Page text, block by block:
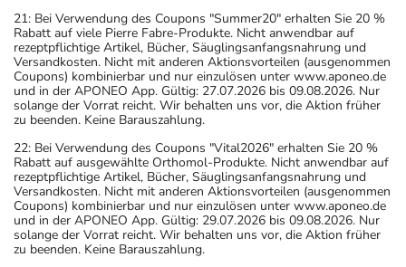
21: Bei Verwendung des Coupons "Summer20" erhalten Sie 20 %
Rabatt auf viele Pierre Fabre-Produkte. Nicht anwendbar auf
rezeptpflichtige Artikel, Bücher, Säuglingsanfangsnahrung und
Versandkosten. Nicht mit anderen Aktionsvorteilen (ausgenommen
Coupons) kombinierbar und nur einzulösen unter www.aponeo.de
und in der APONEO App. Gültig: 27.07.2026 bis 09.08.2026. Nur
solange der Vorrat reicht. Wir behalten uns vor, die Aktion früher
zu beenden. Keine Barauszahlung.
22: Bei Verwendung des Coupons "Vital2026" erhalten Sie 20 %
Rabatt auf ausgewählte Orthomol-Produkte. Nicht anwendbar auf
rezeptpflichtige Artikel, Bücher, Säuglingsanfangsnahrung und
Versandkosten. Nicht mit anderen Aktionsvorteilen (ausgenommen
Coupons) kombinierbar und nur einzulösen unter www.aponeo.de
und in der APONEO App. Gültig: 29.07.2026 bis 09.08.2026. Nur
solange der Vorrat reicht. Wir behalten uns vor, die Aktion früher
zu beenden. Keine Barauszahlung.